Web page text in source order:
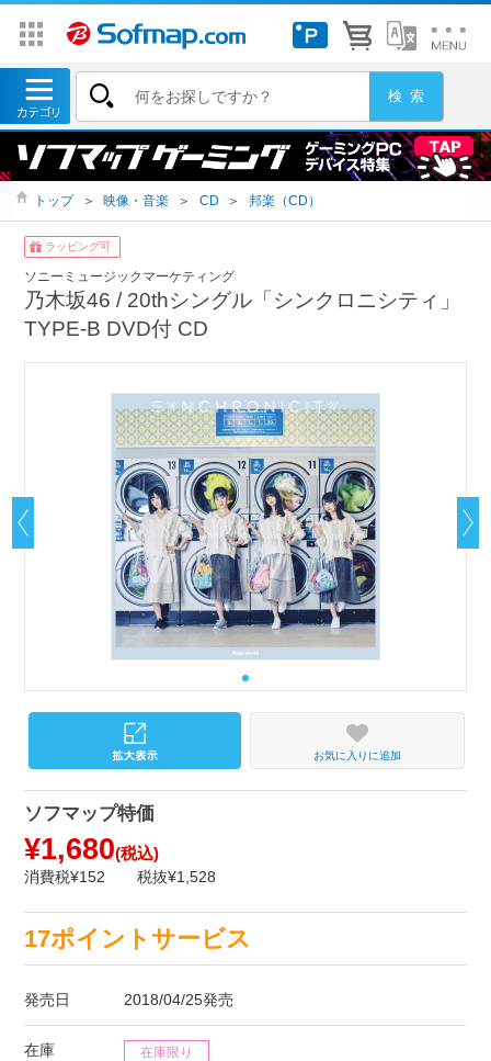
トップ ＞ 映像・音楽 ＞ CD ＞ 邦楽（CD）
ラッピング可
ソニーミュージックマーケティング
乃木坂46 / 20thシングル「シンクロニシティ」
TYPE-B DVD付 CD
お気に入りに追加
ソフマップ特価
¥1,680(税込)
消費税¥152 税抜¥1,528
17ポイントサービス
発売日 2018/04/25発売
在庫 在庫限り